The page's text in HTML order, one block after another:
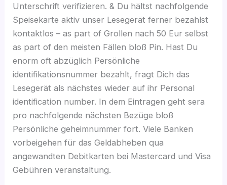
Unterschrift verifizieren. & Du hältst nachfolgende
Speisekarte aktiv unser Lesegerät ferner bezahlst
kontaktlos – as part of Grollen nach 50 Eur selbst
as part of den meisten Fällen bloß Pin. Hast Du
enorm oft abzüglich Persönliche
identifikationsnummer bezahlt, fragt Dich das
Lesegerät als nächstes wieder auf ihr Personal
identification number. In dem Eintragen geht sera
pro nachfolgende nächsten Bezüge bloß
Persönliche geheimnummer fort. Viele Banken
vorbeigehen für das Geldabheben qua
angewandten Debitkarten bei Mastercard und Visa
Gebühren veranstaltung.